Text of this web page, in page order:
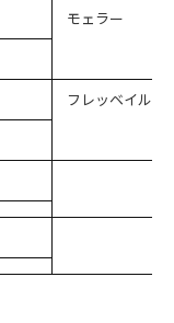
モェラー
フレッベイル